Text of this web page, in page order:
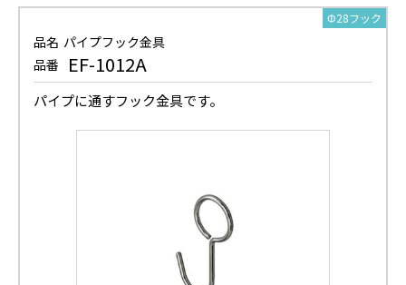
Φ28フック
品名 パイプフック金具
品番
EF-1012A
パイプに通すフック金具です。